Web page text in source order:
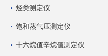
烃类测定仪
饱和蒸气压测定仪
十六烷值辛烷值测定仪